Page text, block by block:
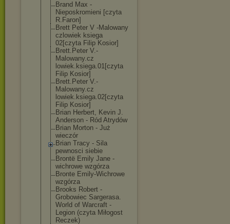
Brand Max -
Nieposkromieni [czyta
R.Faron]
Brett Peter V -Malowany
czlowiek ksiega
02[czyta Filip Kosior]
Brett.Peter V.-
Malowany.cz
lowiek.ksiega.01[czyta
Filip Kosior]
Brett.Peter V.-
Malowany.cz
lowiek.ksiega.02[czyta
Filip Kosior]
Brian Herbert, Kevin J.
Anderson - Ród Atrydów
Brian Morton - Już
wieczór
Brian Tracy - Sila
pewnosci siebie
Brontë Emily Jane -
wichrowe wzgórza
Bronte Emily-Wichrowe
wzgórza
Brooks Robert -
Grobowiec Sargerasa.
World of Warcraft -
Legion (czyta Miłogost
Reczek)